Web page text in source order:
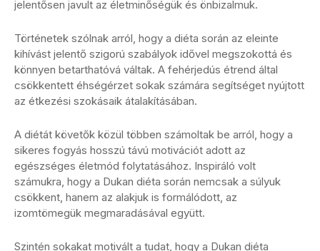
jelentősen javult az életminőségük és önbizalmuk.
Történetek szólnak arról, hogy a diéta során az eleinte
kihívást jelentő szigorú szabályok idővel megszokottá és
könnyen betarthatóvá váltak. A fehérjedús étrend által
csökkentett éhségérzet sokak számára segítséget nyújtott
az étkezési szokásaik átalakításában.
A diétát követők közül többen számoltak be arról, hogy a
sikeres fogyás hosszú távú motivációt adott az
egészséges életmód folytatásához. Inspiráló volt
számukra, hogy a Dukan diéta során nemcsak a súlyuk
csökkent, hanem az alakjuk is formálódott, az
izomtömegük megmaradásával együtt.
Szintén sokakat motivált a tudat, hogy a Dukan diéta